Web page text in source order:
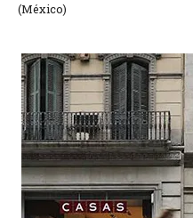
(México)